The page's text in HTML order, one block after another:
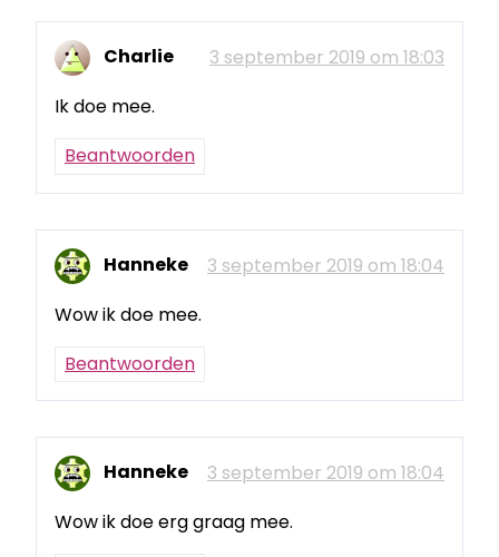
Charlie
3 september 2019 om 18:03
Ik doe mee.
Beantwoorden
Hanneke
3 september 2019 om 18:04
Wow ik doe mee.
Beantwoorden
Hanneke
3 september 2019 om 18:04
Wow ik doe erg graag mee.